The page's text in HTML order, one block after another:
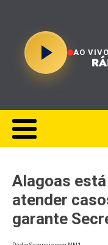
AO VIVO
​Alagoas
atender
garante